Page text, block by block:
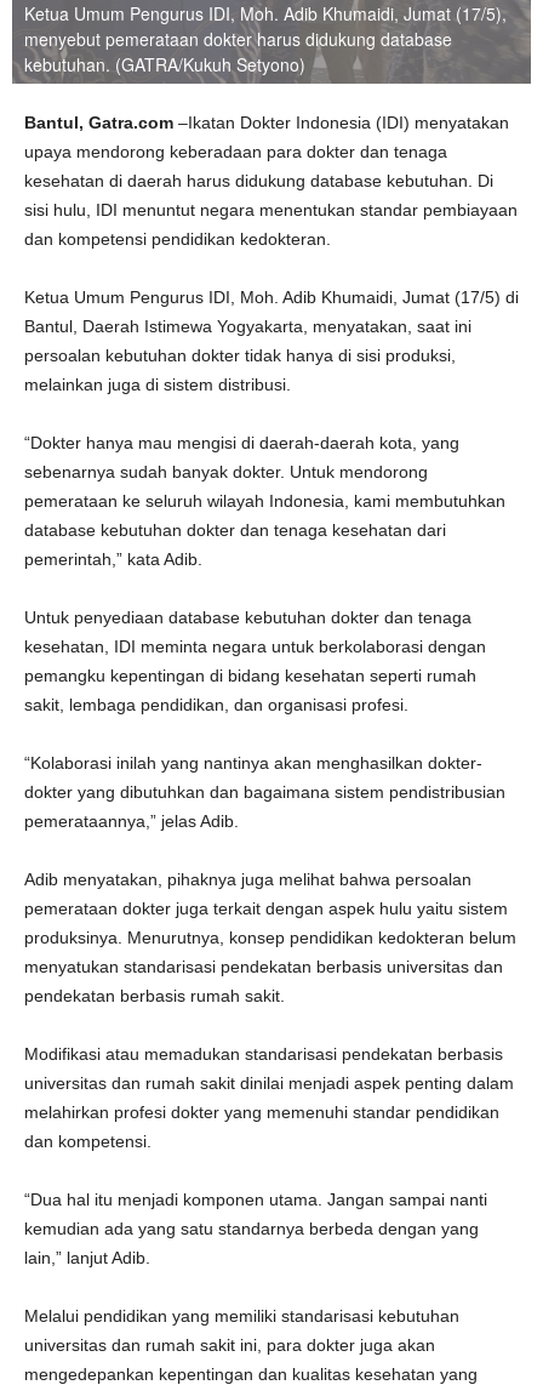
Ketua Umum Pengurus IDI, Moh. Adib Khumaidi, Jumat (17/5),
menyebut pemerataan dokter harus didukung database
kebutuhan. (GATRA/Kukuh Setyono)
Bantul, Gatra.com –Ikatan Dokter Indonesia (IDI) menyatakan
upaya mendorong keberadaan para dokter dan tenaga
kesehatan di daerah harus didukung database kebutuhan. Di
sisi hulu, IDI menuntut negara menentukan standar pembiayaan
dan kompetensi pendidikan kedokteran.
Ketua Umum Pengurus IDI, Moh. Adib Khumaidi, Jumat (17/5) di
Bantul, Daerah Istimewa Yogyakarta, menyatakan, saat ini
persoalan kebutuhan dokter tidak hanya di sisi produksi,
melainkan juga di sistem distribusi.
“Dokter hanya mau mengisi di daerah-daerah kota, yang
sebenarnya sudah banyak dokter. Untuk mendorong
pemerataan ke seluruh wilayah Indonesia, kami membutuhkan
database kebutuhan dokter dan tenaga kesehatan dari
pemerintah,” kata Adib.
Untuk penyediaan database kebutuhan dokter dan tenaga
kesehatan, IDI meminta negara untuk berkolaborasi dengan
pemangku kepentingan di bidang kesehatan seperti rumah
sakit, lembaga pendidikan, dan organisasi profesi.
“Kolaborasi inilah yang nantinya akan menghasilkan dokter-
dokter yang dibutuhkan dan bagaimana sistem pendistribusian
pemerataannya,” jelas Adib.
Adib menyatakan, pihaknya juga melihat bahwa persoalan
pemerataan dokter juga terkait dengan aspek hulu yaitu sistem
produksinya. Menurutnya, konsep pendidikan kedokteran belum
menyatukan standarisasi pendekatan berbasis universitas dan
pendekatan berbasis rumah sakit.
Modifikasi atau memadukan standarisasi pendekatan berbasis
universitas dan rumah sakit dinilai menjadi aspek penting dalam
melahirkan profesi dokter yang memenuhi standar pendidikan
dan kompetensi.
“Dua hal itu menjadi komponen utama. Jangan sampai nanti
kemudian ada yang satu standarnya berbeda dengan yang
lain,” lanjut Adib.
Melalui pendidikan yang memiliki standarisasi kebutuhan
universitas dan rumah sakit ini, para dokter juga akan
mengedepankan kepentingan dan kualitas kesehatan yang